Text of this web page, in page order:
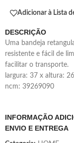
Adicionar à Lista
DESCRIÇÃO
uma bandeja retangular versátil feita em melamina material leve,
resistente e fácil de
facilitar o transporte.
largura: 37 x altura:
ncm: 39269090
INFORMAÇÃO
ENVIO E ENTREGA